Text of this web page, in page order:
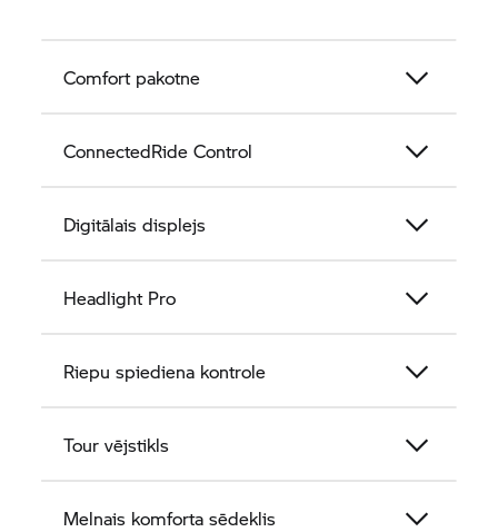
Comfort pakotne
ConnectedRide Control
Digitālais displejs
Headlight Pro
Riepu spiediena kontrole
Tour vējstikls
Melnais komforta sēdeklis